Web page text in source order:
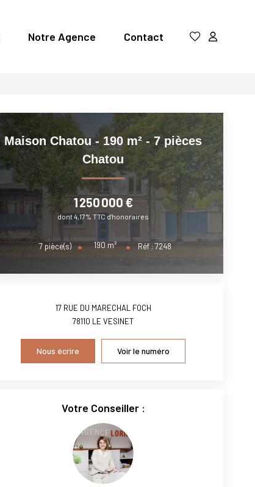
Notre Agence Contact
Maison Chatou - 190 m² - 7 pièces
Chatou
1 250 000 €
dont 4,17% TTC d'honoraires
7 pièce(s) 190 m² Réf : 7248
17 RUE DU MARECHAL FOCH
78110 LE VESINET
Nous écrire Voir le numéro
Votre Conseiller :